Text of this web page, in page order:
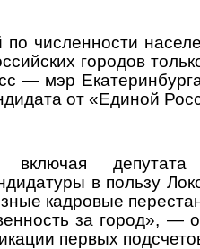
численности
городов
— мэр
от «Единой
включая
в пользу
кадровые
за город», —
первых